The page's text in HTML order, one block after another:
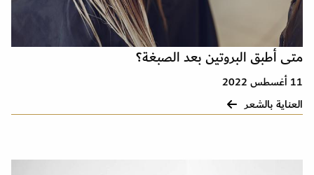
متى أطبق البروتين بعد الصبغة؟
11 أغسطس 2022
العناية بالشعر